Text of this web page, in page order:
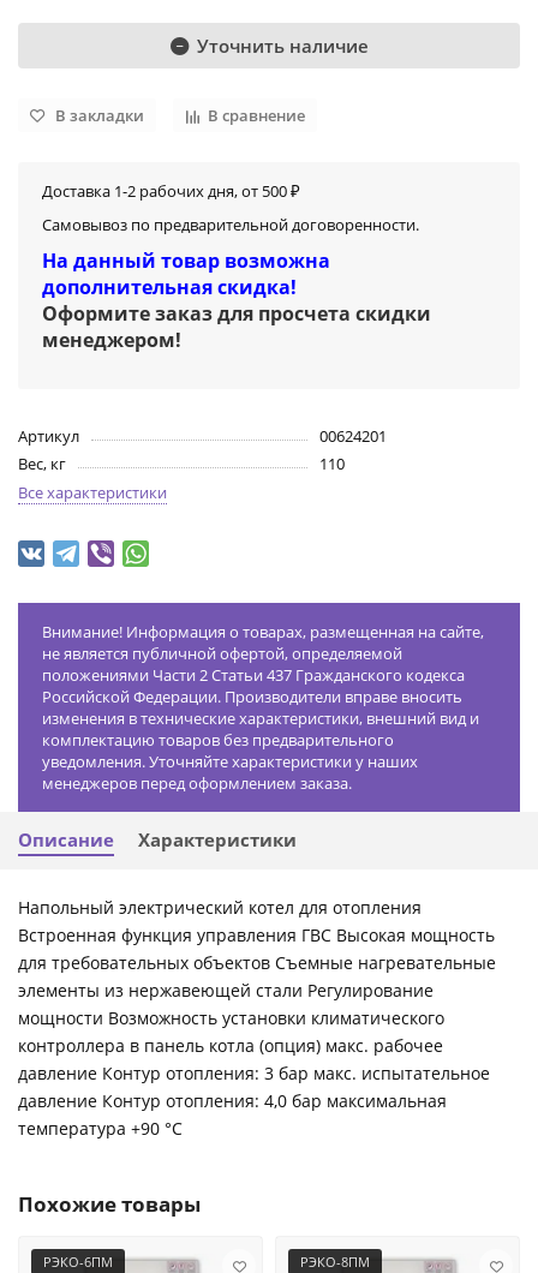
Уточнить наличие
В закладки В сравнение
Доставка 1-2 рабочих дня, от 500 ₽
Самовывоз по предварительной договоренности.
На данный товар возможна
дополнительная скидка!
Оформите заказ для просчета скидки
менеджером!
Артикул
00624201
Вес, кг
110
Все характеристики
Внимание! Информация о товарах, размещенная на сайте,
не является публичной офертой, определяемой
положениями Части 2 Статьи 437 Гражданского кодекса
Российской Федерации. Производители вправе вносить
изменения в технические характеристики, внешний вид и
комплектацию товаров без предварительного
уведомления. Уточняйте характеристики у наших
менеджеров перед оформлением заказа.
Описание Характеристики
Напольный электрический котел для отопления
Встроенная функция управления ГВС Высокая мощность
для требовательных объектов Съемные нагревательные
элементы из нержавеющей стали Регулирование
мощности Возможность установки климатического
контроллера в панель котла (опция) макс. рабочее
давление Контур отопления: 3 бар макс. испытательное
давление Контур отопления: 4,0 бар максимальная
температура +90 °C
Похожие товары
РЭКО-6ПМ РЭКО-8ПМ